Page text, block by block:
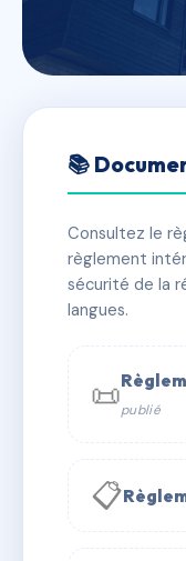
Cherbourg-en-
✓ Immatriculée
✉ Email
📚
Consultez le
règlement
sécurité de la
langues.
📜publié
📋